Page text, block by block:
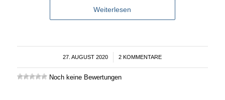
Weiterlesen
27. AUGUST 2020
/ 2 KOMMENTARE
Noch keine Bewertungen